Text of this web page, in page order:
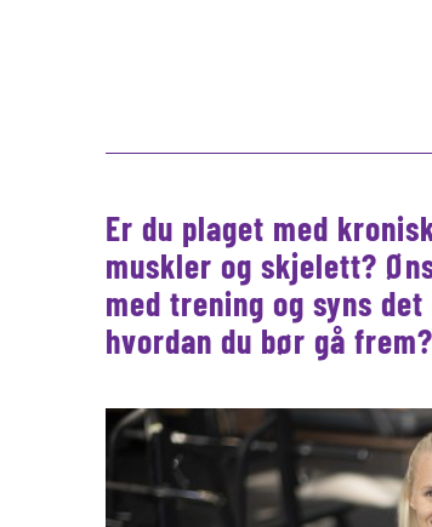
Er du plaget med
muskler og skjelett?
med trening og syns
hvordan du bør gå frem?